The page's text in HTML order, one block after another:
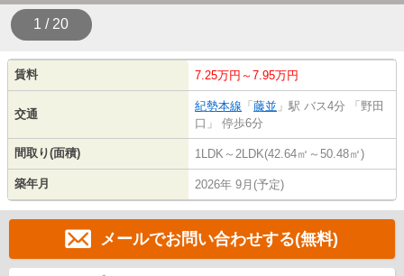
1 / 20
賃料 7.25万円～7.95万円
交通
紀勢本線 「 藤並 」駅 バス4分 「野田
口」 停歩6分
間取り(面積) 1LDK～2LDK(42.64㎡～50.48㎡)
築年月 2026年 9月(予定)
メールでお問い合わせする(無料)